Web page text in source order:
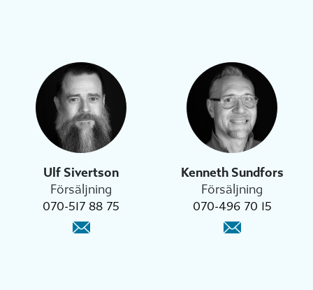
Ulf Sivertson
Försäljning
070-517 88 75
Kenneth Sundfors
Försäljning
070-496 70 15